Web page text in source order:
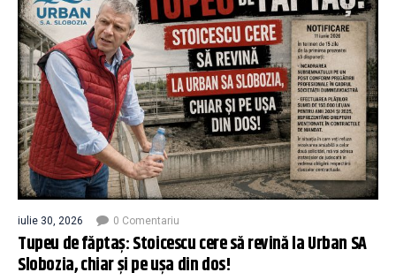
iulie 30, 2026 0 Comentariu
Tupeu de făptaș: Stoicescu cere să revină la Urban SA
Slobozia, chiar și pe ușa din dos!